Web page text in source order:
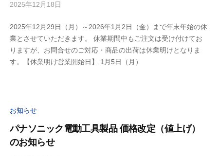
2025年12月18日
ビ
ル
デ
ィ
2025年12月29日（月）～2026年1月2日（金）まで年末年始の休
業とさせていただきます。 休業期間中もご注文は受け付けてお
りますが、お問合せのご対応・商品の出荷は休業明けとなりま
す。【休業明け営業開始日】 1月5日（月）
お知らせ
パナソニック電動工具製品 価格改定（値上げ）
のお知らせ